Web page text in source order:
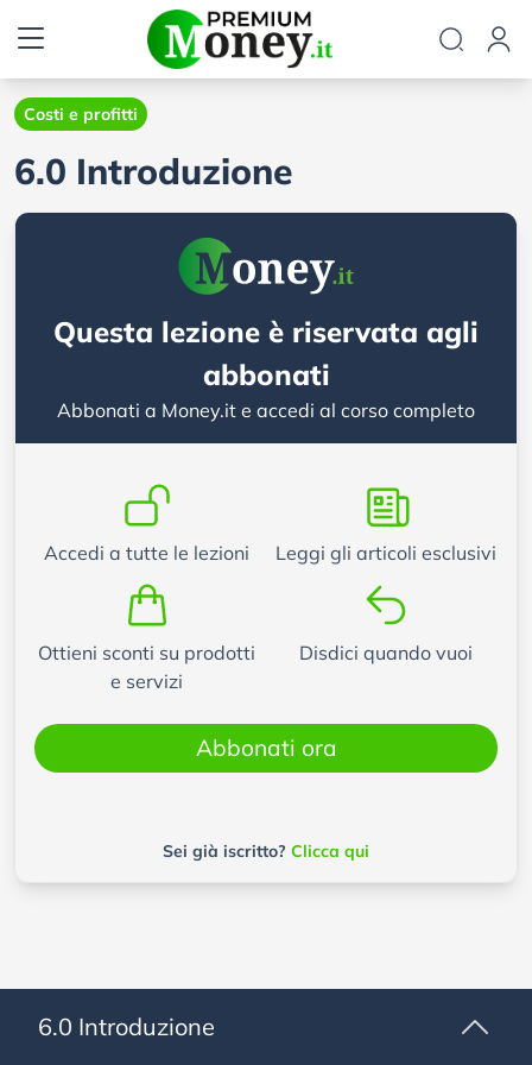
6.0 Introduzione
Costi e profitti
6.0 Introduzione
Questa lezione è riservata agli
abbonati
Abbonati a Money.it e accedi al corso completo
Accedi a tutte le lezioni Leggi gli articoli esclusivi
Ottieni sconti su prodotti
e servizi
Disdici quando vuoi
Abbonati ora
Sei già iscritto? Clicca qui